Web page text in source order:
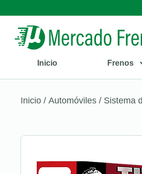
Inicio Frenos
Inicio / Automóviles / Sistema